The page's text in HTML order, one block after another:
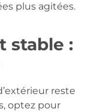
plus agitées.
stable :
reste
optez pour